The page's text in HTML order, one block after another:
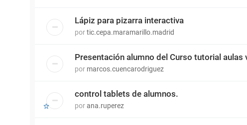
Lápiz para pizarra interactiva
portic.cepa.maramarillo.madrid
Presentación alumno del Curso tutorial
por marcos.cuencarodriguez
control tablets de alumnos.
porana.ruperez